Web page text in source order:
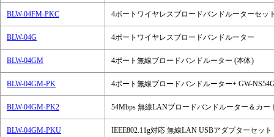
BLW-04FM-PKC 4ポートワイヤレスブロードバンドルーターセッ
BLW-04G 4ポートワイヤレスブロードバンドルーター
BLW-04GM 4ポート無線ブロードバンドルーター (本体)
BLW-04GM-PK 4ポート無線ブロードバンドルーター+ GW-
BLW-04GM-PK2 54Mbps 無線LANブロードバンドルーター＆カー
BLW-04GM-PKU IEEE802.11g対応 無線LAN USBアダプターセット